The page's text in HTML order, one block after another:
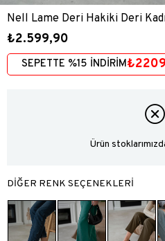
Nell Lame Deri Hakiki Deri
₺2.599,90
SEPETTE %15 İNDİRİM
Ürün
DİĞER RENK SEÇENEKLERİ